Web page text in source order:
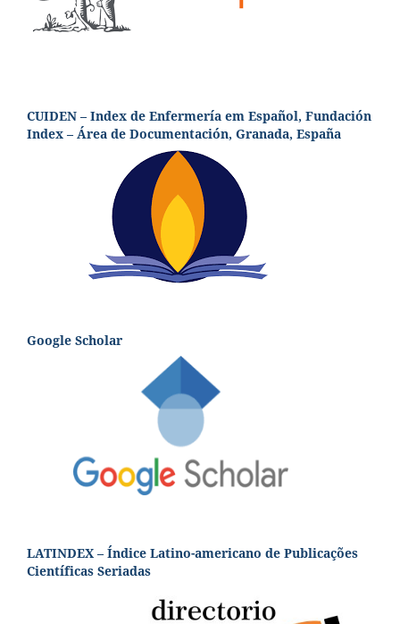
CUIDEN – Index de Enfermería em Español, Fundación
Index – Área de Documentación, Granada, España
Google Scholar
LATINDEX – Índice Latino-americano de Publicações
Científicas Seriadas